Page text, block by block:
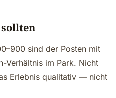
sind der Posten mit
Verhältnis im Park. Nicht
Erlebnis qualitativ — nicht